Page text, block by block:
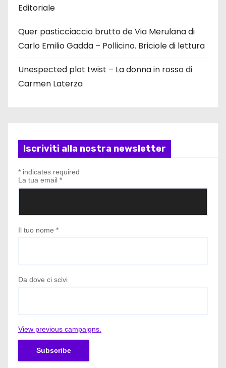
Editoriale
Quer pasticciaccio brutto de Via Merulana di
Carlo Emilio Gadda – Pollicino. Briciole di lettura
Unespected plot twist – La donna in rosso di
Carmen Laterza
Iscriviti alla nostra newsletter
* indicates required
La tua email *
Il tuo nome *
Da dove ci scivi
View previous campaigns.